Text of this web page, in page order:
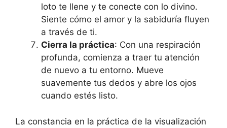
loto te llene y te conecte con lo divino.
Siente cómo el amor y la sabiduría fluyen
a través de ti.
Cierra la práctica: Con una respiración
profunda, comienza a traer tu atención
de nuevo a tu entorno. Mueve
suavemente tus dedos y abre los ojos
cuando estés listo.
La constancia en la práctica de la visualización